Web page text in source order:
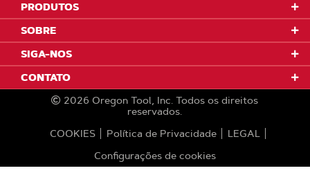
PRODUTOS
SOBRE
SIGA-NOS
CONTATO
2026 Oregon Tool, Inc. Todos os direitos
reservados.
COOKIES
Política de Privacidade
LEGAL
Configurações de cookies